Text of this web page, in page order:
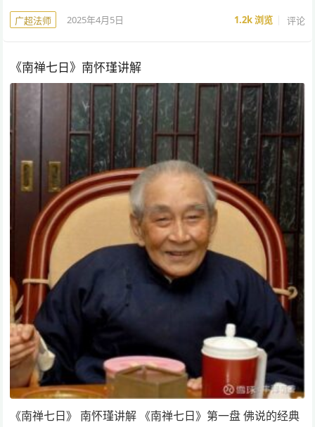
广超法师 2025年4月5日 1.2k浏览 评论
《南禅七日》南怀瑾讲解
《南禅七日》 南怀瑾讲解 《南禅七日》第一盘 佛说的经典